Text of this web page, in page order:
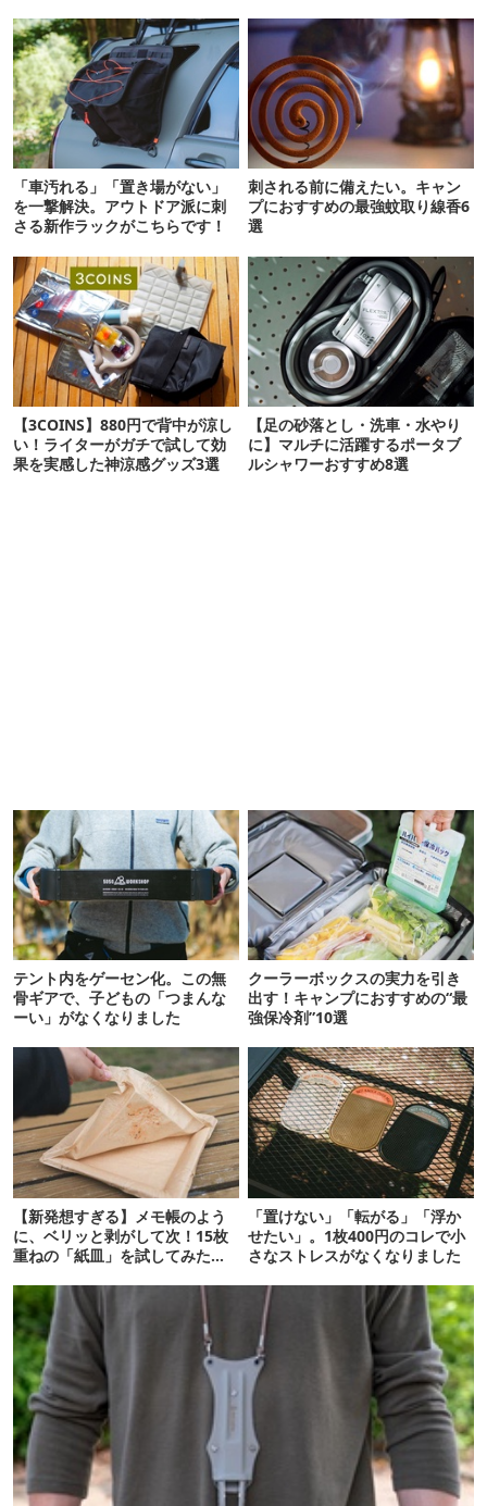
「車汚れる」「置き場がない」
を一撃解決。アウトドア派に刺
さる新作ラックがこちらです！
刺される前に備えたい。キャン
プにおすすめの最強蚊取り線香6
選
【3COINS】880円で背中が涼し
い！ライターがガチで試して効
果を実感した神涼感グッズ3選
【足の砂落とし・洗車・水やり
に】マルチに活躍するポータブ
ルシャワーおすすめ8選
テント内をゲーセン化。この無
骨ギアで、子どもの「つまんな
ーい」がなくなりました
クーラーボックスの実力を引き
出す！キャンプにおすすめの“最
強保冷剤”10選
【新発想すぎる】メモ帳のよう
に、ベリッと剥がして次！15枚
重ねの「紙皿」を試してみた
「置けない」「転がる」「浮か
せたい」。1枚400円のコレで小
さなストレスがなくなりました